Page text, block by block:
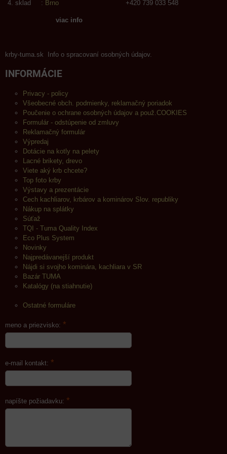
sklad : Brno +420 739 033 548
viac info
krby-tuma.sk Info o spracovaní osobných údajov.
INFORMÁCIE
Privacy - policy
Všeobecné obch. podmienky, reklamačný poriadok
Poučenie o ochrane osobných údajov a použ.COOKIES
Formulár - odstúpenie od zmluvy
Reklamačný formulár
Výpredaj
Dotácie na kotly na pelety
Lacné brikety, drevo
Viete aký krb chcete?
Top foto krby
Výstavy a prezentácie
Cech kachliarov, krbárov a kominárov Slov. republiky
Nákup na splátky
Súťaž
TQI - Tuma Quality Index
Eco Plus System
Novinky
Najpredávanejší produkt
Nájdi si svojho kominára, kachliara v SR
Bazár TUMA
Katalógy (na stiahnutie)
Ostatné formuláre
meno a priezvisko: *
e-mail kontakt: *
napíšte požiadavku: *